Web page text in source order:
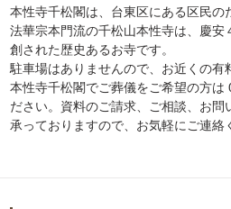
本性寺千松閣は、台東区にある区民の
法華宗本門流の千松山本性寺は、慶
創された歴史あるお寺です。
駐車場はありませんので、お近くの有
本性寺千松閣でご葬儀をご希望の方は
ださい。資料のご請求、ご相談、お
承っておりますので、お気軽にご連絡